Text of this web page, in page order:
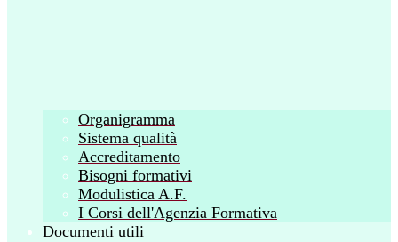
Organigramma
Sistema qualità
Accreditamento
Bisogni formativi
Modulistica A.F.
I Corsi dell'Agenzia Formativa
Documenti utili